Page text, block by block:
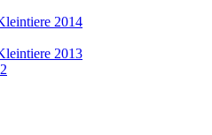
2014
2013